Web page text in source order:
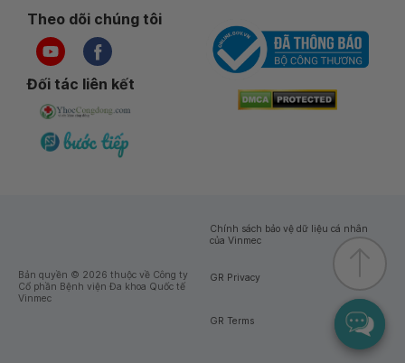
Theo dõi chúng tôi
Đối tác liên kết
Bản quyền © 2026 thuộc về Công ty
Cổ phần Bệnh viện Đa khoa Quốc tế
Vinmec
Chính sách bảo vệ dữ liệu cá nhân
của Vinmec
GR Privacy
GR Terms